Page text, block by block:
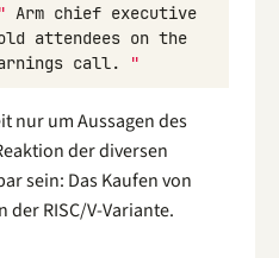
Arm chief executive
attendees on the
call. "
nur um Aussagen des
der diversen
sein: Das Kaufen von
der RISC/V-Variante.